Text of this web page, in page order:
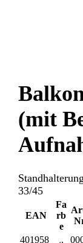
(mit
33/45
EAN
Fa
rb
e
401958